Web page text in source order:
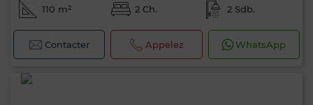
110 m² 2 Ch. 2 Sdb.
Contacter Appelez WhatsApp